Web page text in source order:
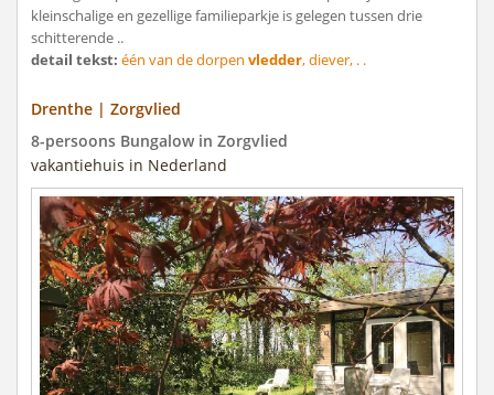
kleinschalige en gezellige familieparkje is gelegen tussen drie
schitterende ..
detail tekst: één van de dorpen vledder, diever, . .
Drenthe | Zorgvlied
8-persoons Bungalow in Zorgvlied
vakantiehuis in Nederland